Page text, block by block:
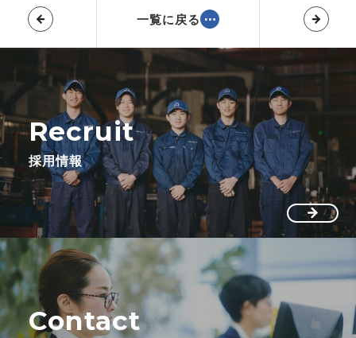
一覧に戻る
Recruit
採用情報
Contact